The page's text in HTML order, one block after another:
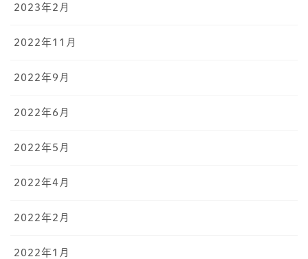
2023年2月
2022年11月
2022年9月
2022年6月
2022年5月
2022年4月
2022年2月
2022年1月